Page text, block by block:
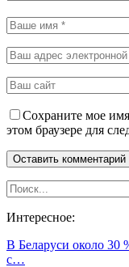
Сохраните мое
этом браузере для
Интересное:
В Беларуси около 30
с…